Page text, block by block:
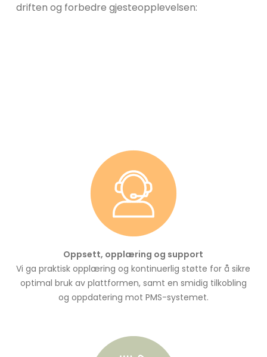
driften og forbedre gjesteopplevelsen:
Oppsett, opplæring og support
Vi ga praktisk opplæring og kontinuerlig støtte for å sikre
optimal bruk av plattformen, samt en smidig tilkobling
og oppdatering mot PMS-systemet.